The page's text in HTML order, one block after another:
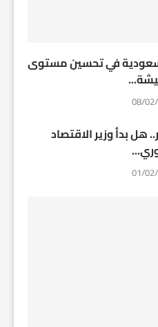
في تحسين مستوى
08/
بدأ وزير الاقتصاد
01/